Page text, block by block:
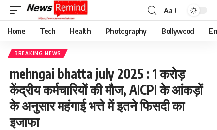
Font
Resizer
Aa
Home Tech Health Photography Bollywood
BREAKING NEWS
mehngai bhatta july 2025 : 1 करोड़
केंद्रीय कर्मचारियों की मौज, AICPI के आंकड़ों
के अनुसार महंगाई भत्ते में इतने फिसदी का
इजाफा